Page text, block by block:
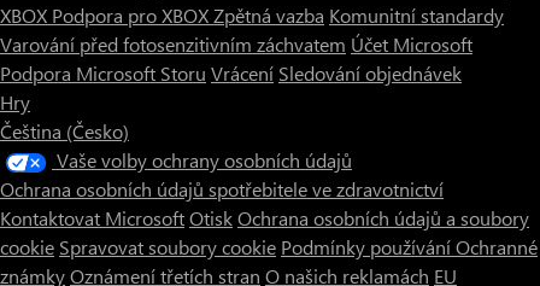
XBOX Podpora pro XBOXZpětná vazba Komunitní standardy
Varování před fotosenzitivním záchvatem Účet Microsoft
Podpora Microsoft Storu Vrácení Sledování objednávek
Hry
Čeština (Česko)
Vaše volby ochrany osobních údajů
Ochrana osobních údajů spotřebitele ve zdravotnictví
Kontaktovat MicrosoftOtiskOchrana osobních údajů a soubory
cookie Spravovat soubory cookie Podmínky používáníOchranné
známkyOznámení třetích stran O našich reklamách EU